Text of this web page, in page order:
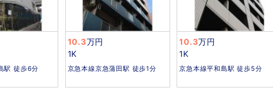
駅 徒歩6分
10.3万円
1K
京急本線京急蒲田駅 徒歩1分
10.3万円
1K
京急本線平和島駅 徒歩5分